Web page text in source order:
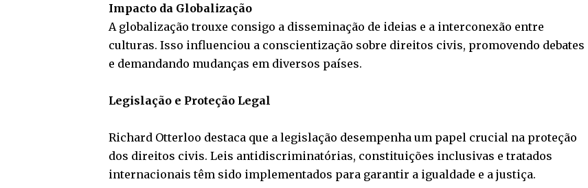
Impacto da Globalização
A globalização trouxe consigo a disseminação de ideias e a interconexão entre
culturas. Isso influenciou a conscientização sobre direitos civis, promovendo debates
e demandando mudanças em diversos países.
Legislação e Proteção Legal
Richard Otterloo destaca que a legislação desempenha um papel crucial na proteção
dos direitos civis. Leis antidiscriminatórias, constituições inclusivas e tratados
internacionais têm sido implementados para garantir a igualdade e a justiça.